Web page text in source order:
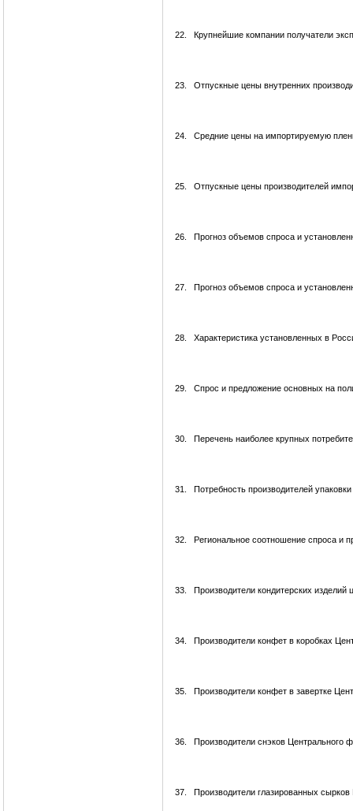
22. Крупнейшие компании получатели
23. Отпускные цены внутренних
24. Средние цены на импортируемую
25. Отпускные цены производителей
26. Прогноз объемов спроса и
27. Прогноз объемов спроса и
28. Характеристика установленных в
29. Спрос и предложение основных на
30. Перечень наиболее крупных
31. Потребность производителей
32. Региональное соотношение спроса и
33. Производители кондитерских изделий
34. Производители конфет в коробках
35. Производители конфет в завертке
36. Производители снэков Центрального
37. Производители глазированных